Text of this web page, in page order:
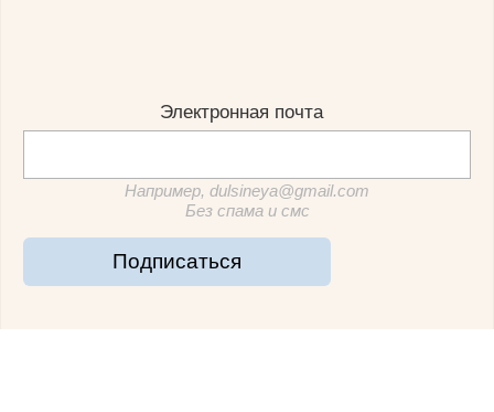
Электронная почта
Например, dulsineya@gmail.com
Без спама и смс
Подписаться